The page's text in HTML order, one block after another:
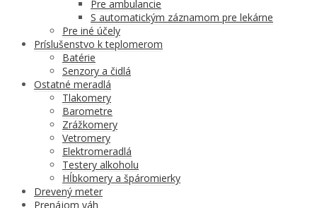
Pre ambulancie
S automatickým záznamom pre lekárne
Pre iné účely
Príslušenstvo k teplomerom
Batérie
Senzory a čidlá
Ostatné meradlá
Tlakomery
Barometre
Zrážkomery
Vetromery
Elektromeradlá
Testery alkoholu
Hĺbkomery a špáromierky
Drevený meter
Prenájom váh